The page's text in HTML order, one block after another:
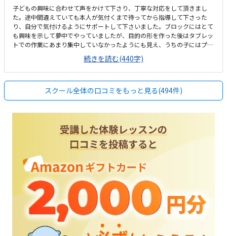
子どもの興味に合わせて声をかけて下さり、丁寧な対応をして頂きまし
た。途中間違えていても本人が気付くまで待ってから指導して下さった
り、自分で気付けるようにサポートして下さいました。ブロックにはとて
も興味を示して夢中でやっていましたが、目的の形を作った後はタブレッ
トでの作業にあまり集中していなかったようにも見え、うちの子にはプロ
グラミングとしては興味の方向が違うのかなぁという印象でした。駅から
も近く、場所も分かりやすかったです。車では行きにくく、駐車場もない
ので、雨の日の送迎をどうしようかなぁというところです。本来は中高生
以上が対象の塾なのだと思うので殺風景な印象ではありましたが、子ども
にとっては余計な誘惑もなく良いのかもしれません。月に2回でこの値段
かぁとは思いましたが、プログラミング教室としての相場感では大差ない
るのが楽しかったようです。
続きを読む(440字)
スクール全体の口コミをもっと見る(494件)